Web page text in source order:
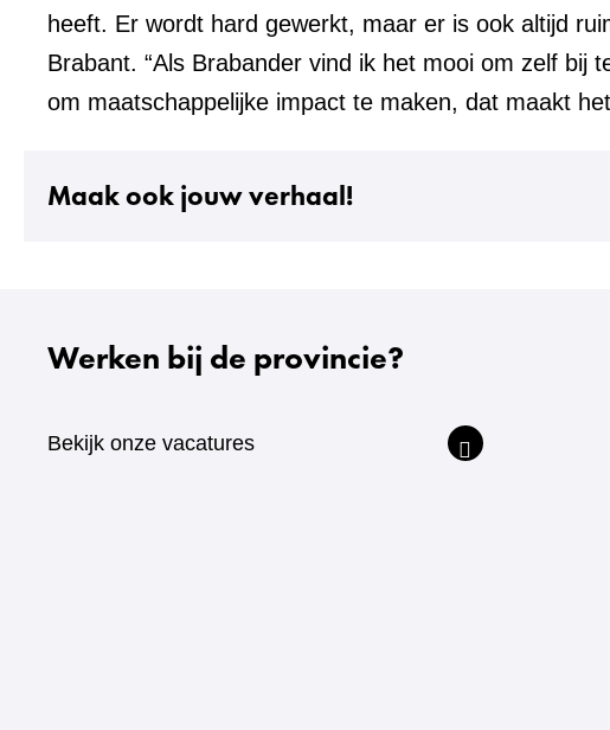
heeft. Er wordt hard gewerkt, maar er is ook altijd
Brabant. “Als Brabander vind ik het mooi om zelf bij
om maatschappelijke impact te maken, dat maakt
Maak ook jouw verhaal!
Werken bij de provincie?
Bekijk onze vacatures